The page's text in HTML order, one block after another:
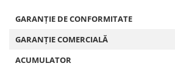
GARANȚIE DE CONFORMITATE
GARANȚIE COMERCIALĂ
ACUMULATOR